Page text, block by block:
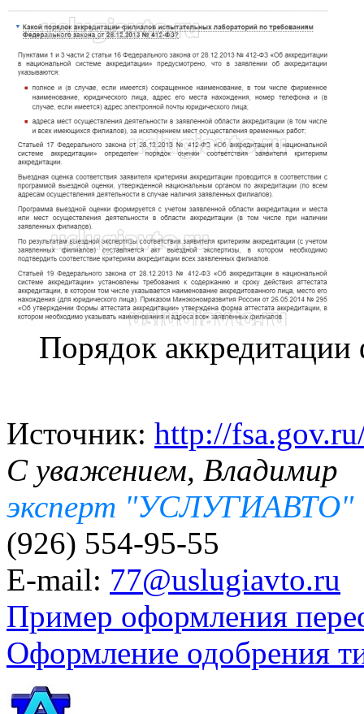
Порядок
Источник: http://
С уважением, Владимир
эксперт "УСЛУГИАВТО"
(926) 554-95-55
E-mail: 77@uslugiavto.ru
Пример оформления
Оформление одобрения